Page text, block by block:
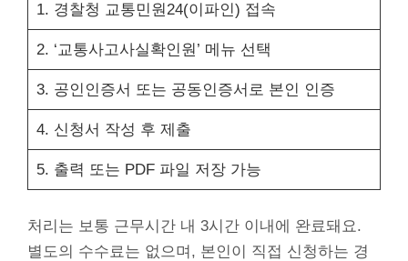
1. 경찰청 교통민원24(이파인) 접속
2. ‘교통사고사실확인원’ 메뉴 선택
3. 공인인증서 또는 공동인증서로 본인 인증
4. 신청서 작성 후 제출
5. 출력 또는 PDF 파일 저장 가능
처리는 보통 근무시간 내 3시간 이내에 완료돼요.
별도의 수수료는 없으며, 본인이 직접 신청하는 경